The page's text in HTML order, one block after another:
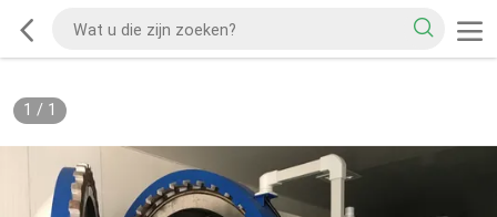
1 / 1